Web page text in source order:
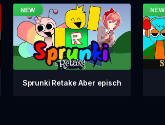
Sprunki Retake Aber episch